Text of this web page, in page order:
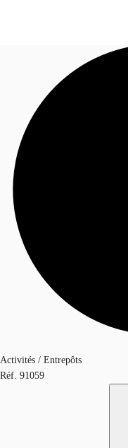
Blog
Données marchés
Appelez maintenant
Activités / Entrepôts
Réf. 91059